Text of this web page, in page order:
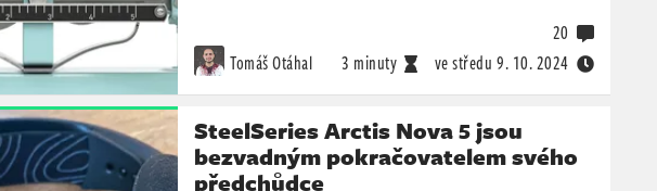
Tomáš Otáhal 3 minuty ve středu 9. 10. 2024
20
SteelSeries Arctis Nova 5 jsou
bezvadným pokračovatelem svého
předchůdce